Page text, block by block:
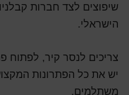
שיפוצים לצד חברות
הישראלי.
צריכים לנסר קיר, לפתוח
יש את כל הפתרונות
משתלמים.